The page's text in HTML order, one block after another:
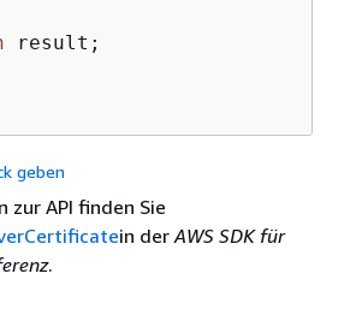
result;
geben
zur API finden Sie
in derAWS SDK für
.